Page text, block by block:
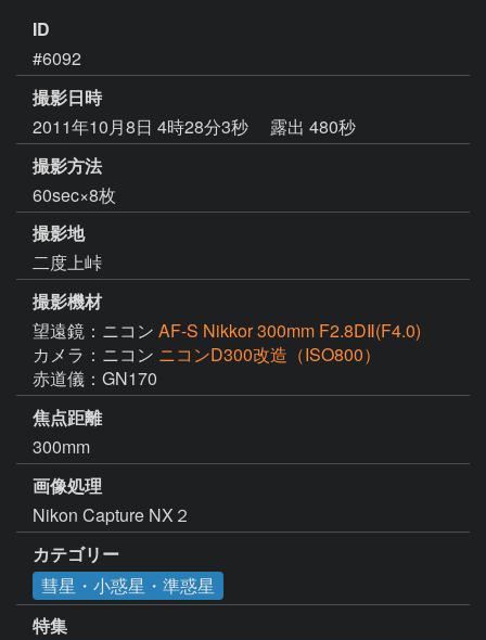
ID
#6092
撮影日時
2011年10月8日 4時28分3秒
露出 480秒
撮影方法
60sec×8枚
撮影地
二度上峠
撮影機材
望遠鏡：ニコン AF-S Nikkor 300mm F2.8DⅡ(F4.0)
カメラ：ニコン ニコンD300改造（ISO800）
赤道儀：GN170
焦点距離
300mm
画像処理
Nikon Capture NX２
カテゴリー
彗星・小惑星・準惑星
特集